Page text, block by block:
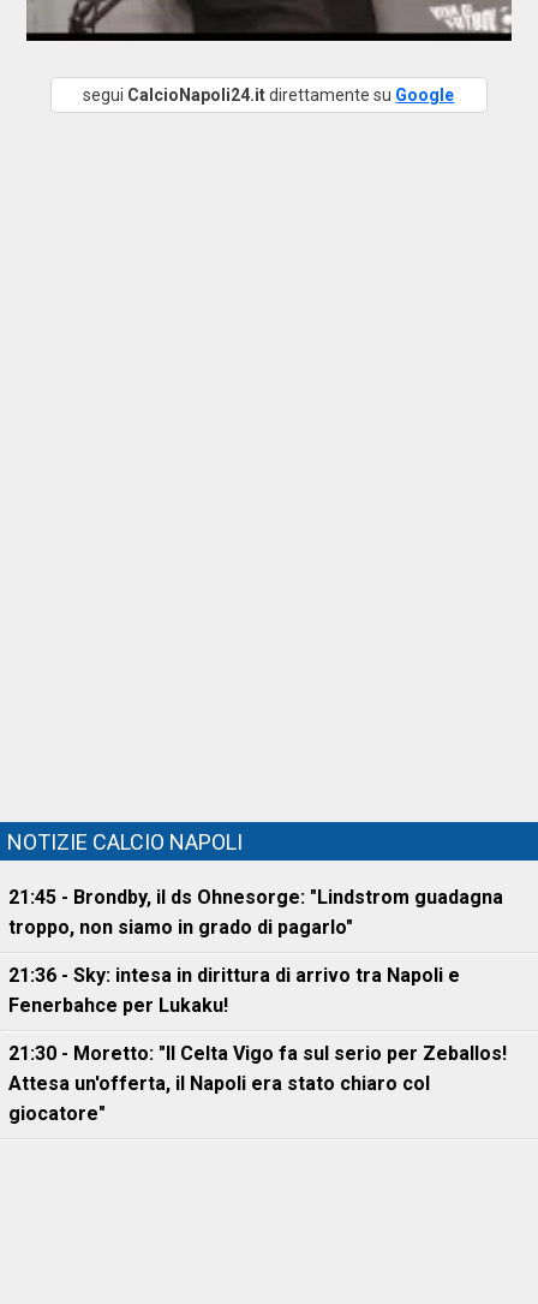
segui CalcioNapoli24.itdirettamente su Google
NOTIZIE CALCIO NAPOLI
21:45 - Brondby, il ds Ohnesorge: "Lindstrom guadagna
troppo, non siamo in grado di pagarlo"
21:36 - Sky: intesa in dirittura di arrivo tra Napoli e
Fenerbahce per Lukaku!
21:30 - Moretto: "Il Celta Vigo fa sul serio per Zeballos!
Attesa un'offerta, il Napoli era stato chiaro col
giocatore"